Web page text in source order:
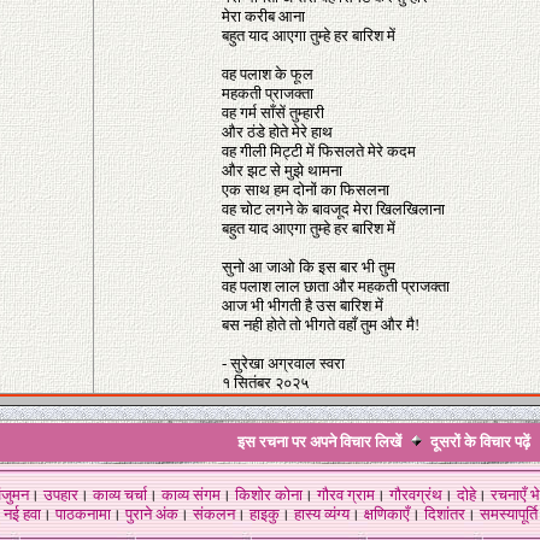
मेरा करीब आना
बहुत याद आएगा तुम्हे हर बारिश में
वह पलाश के फूल
महकती प्राजक्ता
वह गर्म साँसें तुम्हारी
और ठंडे होते मेरे हाथ
वह गीली मिट्टी में फिसलते मेरे कदम
और झट से मुझे थामना
एक साथ हम दोनों का फिसलना
वह चोट लगने के बावजूद मेरा खिलखिलाना
बहुत याद आएगा तुम्हे हर बारिश में
सुनो आ जाओ कि इस बार भी तुम
वह पलाश लाल छाता और महकती प्राजक्ता
आज भी भीगती है उस बारिश में
बस नही होते तो भीगते वहाँ तुम और मै!
- सुरेखा अग्रवाल स्वरा
१ सितंबर २०२५
इस रचना पर अपने विचार लिखें दूसरों के विचारपढ़ें
।उपहार।काव्य चर्चा।काव्य संगम।किशोर कोना।गौरव ग्राम।गौरवग्रंथ।दोहे।रचनाएँ
नई हवा। पाठकनामा। पुराने अंक। संकलन। हाइकु। हास्य व्यंग्य। क्षणिकाएँ। दिशांतर। समस्यापूर्ति